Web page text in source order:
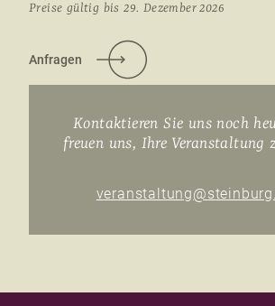
Preise gültig bis 29. Dezember 2026
Anfragen
Kontaktieren Sie uns noch
freuen uns, Ihre Veranstaltung